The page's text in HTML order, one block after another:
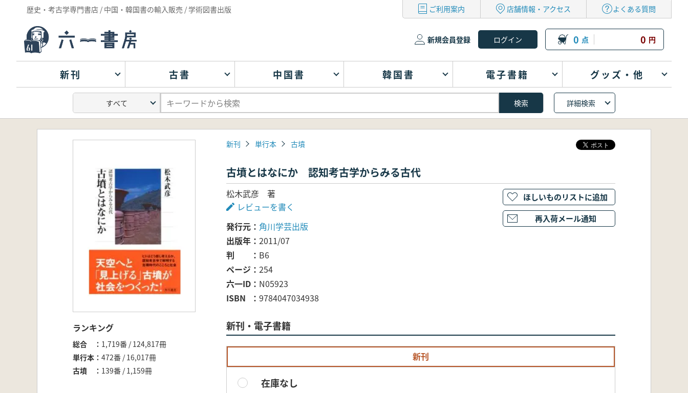
歴史・考古学専門書店 / 中国・韓国書の輸入販売 / 学術図書出版 ご利用案内 店舗情報・アクセス よくある質問
新規会員登録 0 点 0 円
新刊 古書 中国書 韓国書 電子書籍 グッズ・他
詳細検索
ランキング
総合
1,719番 / 124,817冊
単行本
472番 / 16,017冊
古墳
139番 / 1,159冊
新刊 単行本 古墳
古墳とはなにか 認知考古学からみる古代
松木武彦 著
レビューを書く
発行元
角川学芸出版
出版年
2011/07
判
B6
ページ
254
六一ID
N05923
ISBN
9784047034938
新刊・電子書籍
新刊
在庫なし
ほしいものリストに追加
再入荷メール通知